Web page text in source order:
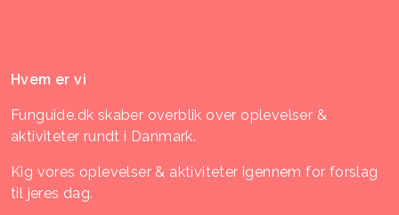
Hvem er vi
Funguide.dk skaber overblik over oplevelser &
aktiviteter rundt i Danmark.
Kig vores oplevelser & aktiviteter igennem for forslag
til jeres dag.